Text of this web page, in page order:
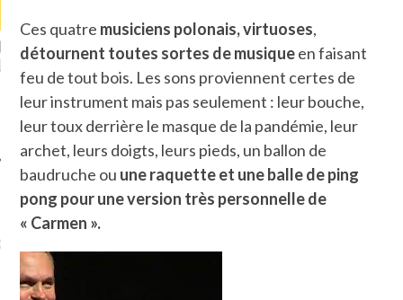
ATTACHÉS À LA
DE L’AMBASSADE
À PARIS. POURQUOI
? POUR QUI ?
UN GRONDIN FOURRÉ AUX
CHAMPIGNONS ET AUX
LARDONS DANS LA HALLE
DE DAX. ET POURQUOI PAS
MES DERNIERS
SUR FACEBOOK
Ces quatre musiciens polonais, virtuoses,
détournent toutes sortes demusiqueen faisant
feu de tout bois. Les sons proviennent certes de
leur instrument mais pas seulement : leur bouche,
leur toux derrière le masque de la pandémie, leur
archet, leurs doigts, leurs pieds, un ballon de
baudruche ou une raquette et une balle de ping
pong pour une version très personnelle de
« Carmen ».